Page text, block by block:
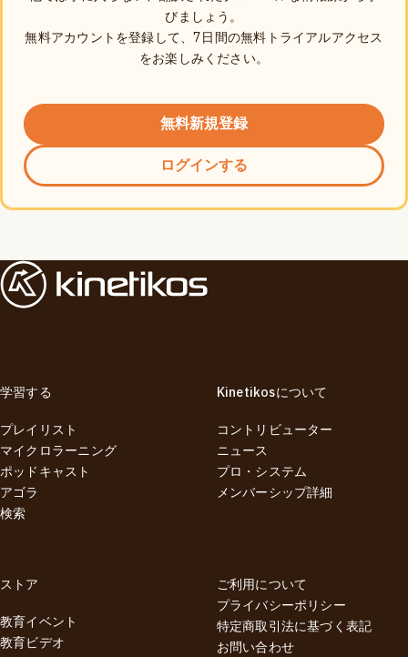
びましょう。
無料アカウントを登録して、7日間の無料トライアルアクセス
をお楽しみください。
無料新規登録
ログインする
学習する
プレイリスト
マイクロラーニング
ポッドキャスト
アゴラ
検索
Kinetikosについて
コントリビューター
ニュース
プロ・システム
メンバーシップ詳細
ストア
教育イベント
教育ビデオ
ご利用について
プライバシーポリシー
特定商取引法に基づく表記
お問い合わせ